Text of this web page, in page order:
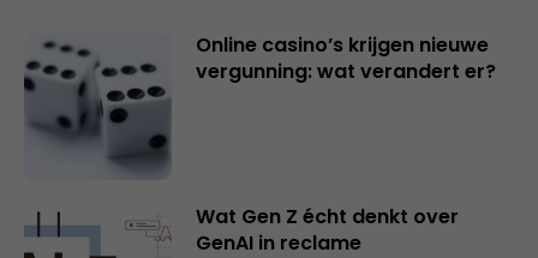
Online casino’s krijgen nieuwe
vergunning: wat verandert er?
Wat Gen Z écht denkt over
GenAI in reclame